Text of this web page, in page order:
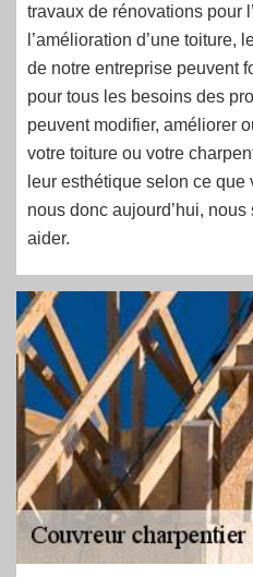
travaux de rénovations pour
l’amélioration d’une toiture,
de notre entreprise peuvent
pour tous les besoins des
peuvent modifier, améliorer
votre toiture ou votre
leur esthétique selon ce
nous donc aujourd’hui,
aider.